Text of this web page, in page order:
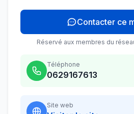
Contacter ce
Réservé aux membres du
Téléphone
0629167613
Site web